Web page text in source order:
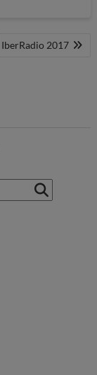
IberRadio 2017